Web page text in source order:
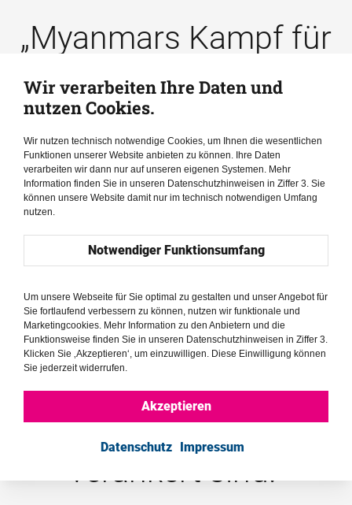
„Myanmars Kampf für
Demokratie ist eine
Revolution gegen
Ungerechtigkeit – es
geht nicht nur darum,
der Diktatur zu
widerstehen, sondern
auch patriarchale
Normen zu
überwinden, die tief in
der Gesellschaft
verankert sind.“
Wir verarbeiten Ihre Daten und
nutzen Cookies.
Wir nutzen technisch notwendige Cookies, um Ihnen die wesentlichen
Funktionen unserer Website anbieten zu können. Ihre Daten
verarbeiten wir dann nur auf unseren eigenen Systemen. Mehr
Information finden Sie in unseren Datenschutzhinweisen in Ziffer 3. Sie
können unsere Website damit nur im technisch notwendigen Umfang
nutzen.
Notwendiger Funktionsumfang
Um unsere Webseite für Sie optimal zu gestalten und unser Angebot für
Sie fortlaufend verbessern zu können, nutzen wir funktionale und
Marketingcookies. Mehr Information zu den Anbietern und die
Funktionsweise finden Sie in unseren Datenschutzhinweisen in Ziffer 3.
Klicken Sie ‚Akzeptieren‘, um einzuwilligen. Diese Einwilligung können
Sie jederzeit widerrufen.
Akzeptieren
Datenschutz Impressum